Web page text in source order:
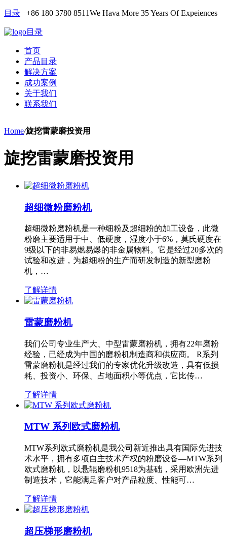
目录 +86 180 3780 8511We Hava More 35 Years Of Expeiences
目录
首页
产品目录
解决方案
成功案例
关于我们
联系我们
Home/旋挖雷蒙磨投资用
旋挖雷蒙磨投资用
超细微粉磨粉机
超细微粉磨粉机是一种细粉及超细粉的加工设备，此微
粉磨主要适用于中、低硬度，湿度小于6%，莫氏硬度在
9级以下的非易燃易爆的非金属物料。它是经过20多次的
试验和改进，为超细粉的生产而研发制造的新型磨粉
机，…
了解详情
雷蒙磨粉机
我们公司专业生产大、中型雷蒙磨粉机，拥有22年磨粉
经验，已经成为中国的磨粉机制造商和供应商。 R系列
雷蒙磨粉机是经过我们的专家优化升级改造，具有低损
耗、投资小、环保、占地面积小等优点，它比传…
了解详情
MTW 系列欧式磨粉机
MTW系列欧式磨粉机是我公司新近推出具有国际先进技
术水平，拥有多项自主技术产权的粉磨设备—MTW系列
欧式磨粉机，以悬辊磨粉机9518为基础，采用欧洲先进
制造技术，它能满足客户对产品粒度、性能可…
了解详情
超压梯形磨粉机